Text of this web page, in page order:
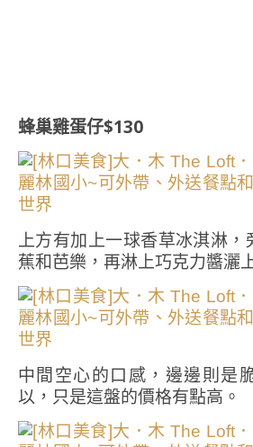
蜂巢雞蛋仔$130
上方有加上一球香草冰淇淋，
蕉和芭樂，再淋上巧克力醬灑
中間空心的口感，邊邊則是
以，只是這盤的價格有點高。